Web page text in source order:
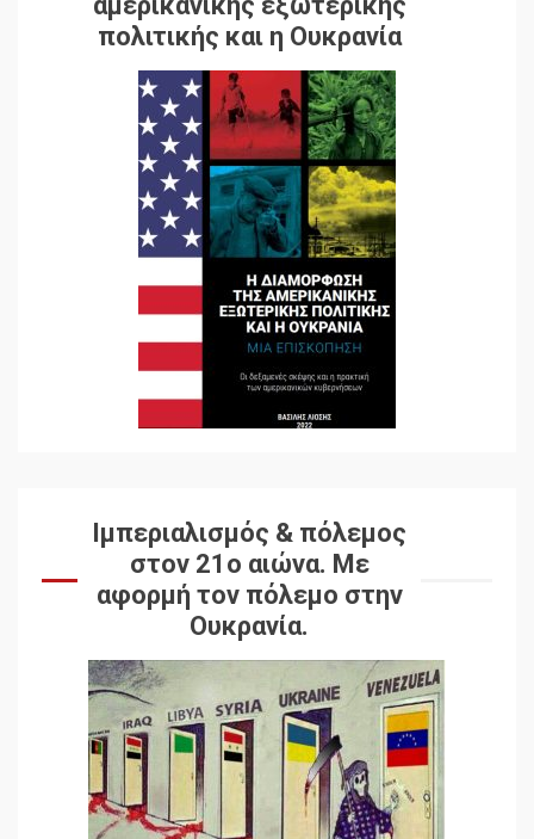
πολιτικής και η Ουκρανία
Ιμπεριαλισμός & πόλεμος
στον 21ο αιώνα. Mε
αφορμή τον πόλεμο στην
Ουκρανία.